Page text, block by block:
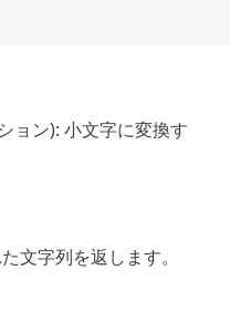
ョン): 小文字に変換す
文字列を返します。